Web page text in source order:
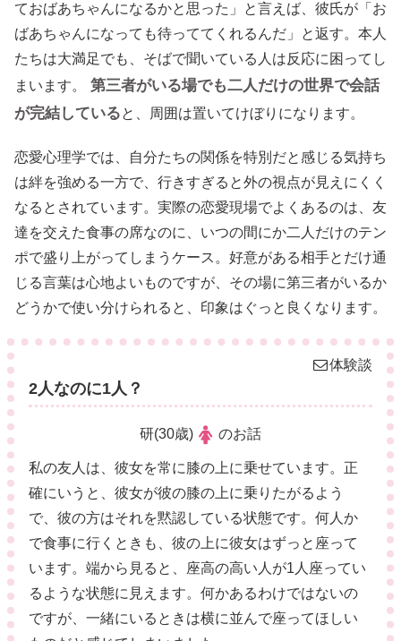
ておばあちゃんになるかと思った」と言えば、彼氏が「お
ばあちゃんになっても待っててくれるんだ」と返す。本人
たちは大満足でも、そばで聞いている人は反応に困ってし
まいます。
第三者がいる場でも二人だけの世界で会話
が完結していると、周囲は置いてけぼりになります。
恋愛心理学では、自分たちの関係を特別だと感じる気持ち
は絆を強める一方で、行きすぎると外の視点が見えにくく
なるとされています。実際の恋愛現場でよくあるのは、友
達を交えた食事の席なのに、いつの間にか二人だけのテン
ポで盛り上がってしまうケース。好意がある相手とだけ通
じる言葉は心地よいものですが、その場に第三者がいるか
どうかで使い分けられると、印象はぐっと良くなります。
体験談
2人なのに1人？
研(30歳) のお話
私の友人は、彼女を常に膝の上に乗せています。正
確にいうと、彼女が彼の膝の上に乗りたがるよう
で、彼の方はそれを黙認している状態です。何人か
で食事に行くときも、彼の上に彼女はずっと座って
います。端から見ると、座高の高い人が1人座ってい
るような状態に見えます。何かあるわけではないの
ですが、一緒にいるときは横に並んで座ってほしい